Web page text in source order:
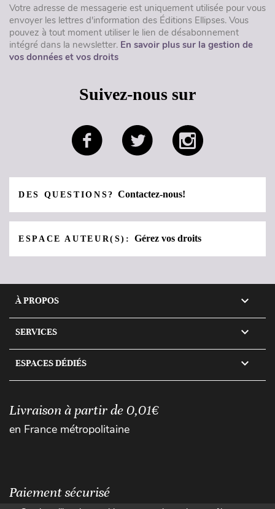
Votre adresse de messagerie est uniquement utilisée pour vous
envoyer les lettres d'information des Éditions Ellipses. Vous
pouvez à tout moment utiliser le lien de désabonnement
intégré dans la newsletter. En savoir plus sur la gestion de
vos données et vos droits
Suivez-nous sur
DES QUESTIONS?Contactez-nous!
ESPACE AUTEUR(S):Gérez vos droits
À PROPOS 
SERVICES 
ESPACES DÉDIÉS 
Livraison à partir de 0,01€
en France métropolitaine
Paiement sécurisé